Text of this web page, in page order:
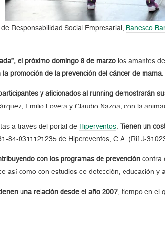
Responsabilidad Social Empresarial, Banesco
el próximo domingo 8 de marzo los amantes
la promoción de la prevención del cáncer de mama
y aficionados al running demostrarán
Emilio Lovera y Claudio Nazoa, con la
a través del portal de Hiperventos .Tienen un
84-0311121235 de Hipereventos, C.A. (Rif J-
con los programas de prevención contra
así como con estudios de detección, educación y
una relación desde el año 2007 , tiempo en el